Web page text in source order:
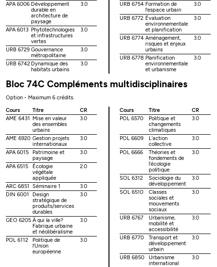
APA 6006 Développement
durable en
architecture de
paysage
3.0
APA 6013 Phytotechnologies
et infrastructures
vertes
3.0
URB 6729 Gouvernance
métropolitaine
3.0
URB 6742 Dynamique des
habitats urbains
3.0
URB 6754 Formation de
l'espace urbain
3.0
URB 6772 Évaluation
environnementale
et planification
3.0
URB 6774 Aménagement,
risques et enjeux
urbains
3.0
URB 6778 Planification
environnementale
et urbanisme
3.0
Bloc 74C Compléments multidisciplinaires
Option - Maximum 6 crédits.
Cours
Titre
CR
AME 6431 Mise en valeur
des ensembles
urbains
3.0
AME 6920 Gestion projets
internationaux
3.0
APA 6015
Patrimoine et
paysage
3.0
APA 6515
Écologie
végétale
appliquée
2.0
ARC 6851 Séminaire 1
3.0
DIN 6001
Design
stratégique de
produits/services
durables
3.0
GEO 6205 À qui la ville?
Fabrique urbaine
et néolibéralisme
3.0
POL 6112
Politique de
l'Union
européenne
3.0
Cours Titre
CR
POL 6570
Politique et
changements
climatiques
3.0
POL 6609
L'action
collective
3.0
POL 6666
Théories et
fondements de
l’écologie
politique
3.0
SOL 6312
Sociologie du
développement
3.0
SOL 6510
Classes
sociales et
mouvements
sociaux
3.0
URB 6767
Urbanisme,
mobilité et
accessibilité
3.0
URB 6770
Transport et
développement
urbain
3.0
URB 6850
Urbanisme
international
3.0